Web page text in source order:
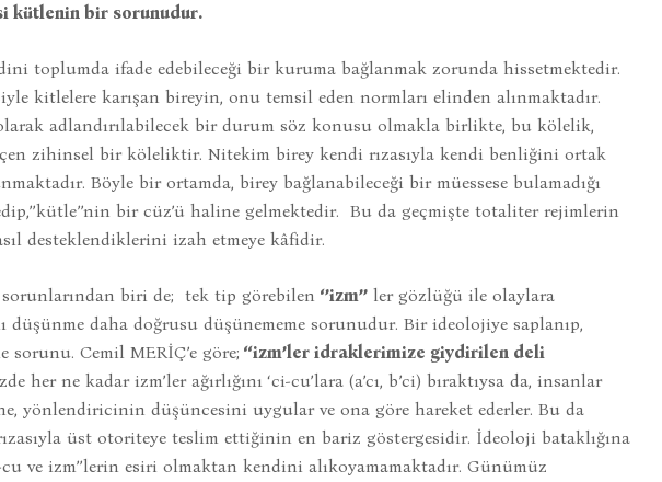
kütlenin bir sorunudur.
toplumda ifade edebileceği bir kuruma bağlanmak zorunda hissetmektedir.
kitlelere karışan bireyin, onu temsil eden normları elinden alınmaktadır.
adlandırılabilecek bir durum söz konusu olmakla birlikte, bu kölelik,
zihinsel bir köleliktir. Nitekim birey kendi rızasıyla kendi benliğini ortak
Böyle bir ortamda, birey bağlanabileceği bir müessese bulamadığı
bir cüz’ü haline gelmektedir. Bu da geçmişte totaliter rejimlerin
desteklendiklerini izah etmeye kâfidir.
sorunlarından biri de; tek tip görebilen ‘’izm’’ler gözlüğü ile olaylara
düşünme daha doğrusu düşünememe sorunudur. Bir ideolojiye saplanıp,
Cemil MERİÇ’e göre; ‘‘izm’ler idraklerimize giydirilen deli
her ne kadar izm’ler ağırlığını ‘ci-cu’lara (a’cı, b’ci) bıraktıysa da, insanlar
yönlendiricinin düşüncesini uygular ve ona göre hareket ederler. Bu da
üst otoriteye teslim ettiğinin en bariz göstergesidir. İdeoloji bataklığına
cu ve izm’’lerin esiri olmaktan kendini alıkoyamamaktadır. Günümüz